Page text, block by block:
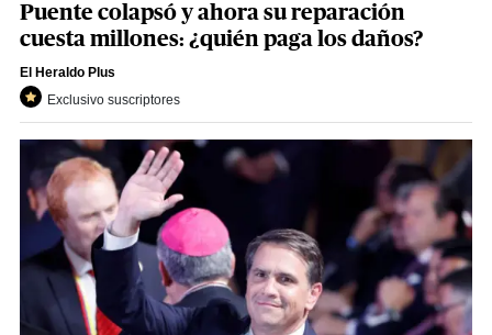
Puente colapsó y ahora su reparación
cuesta millones: ¿quién paga los daños?
El Heraldo Plus
Exclusivo suscriptores